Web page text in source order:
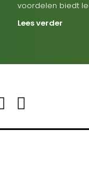
voordelen biedt
Lees verder